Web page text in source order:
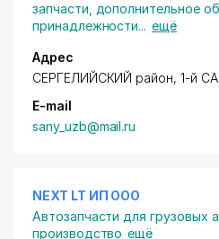
запчасти, дополнительное
принадлежности... ещё
Адрес
СЕРГЕЛИЙСКИЙ район, 1-й
E-mail
sany_uzb@mail.ru
NEXT LT ИП ООО
Автозапчасти для грузовых
производство ещё